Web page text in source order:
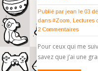
Publié par jean le 03
dans #Zoom Lectures
2 Commentaires
Pour ceux qui me
savez que j’ai une